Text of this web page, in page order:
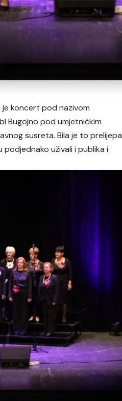
koncert pod nazivom
Bugojno pod umjetničkim
susreta. Bila je to prelijepa
uživali i publika i